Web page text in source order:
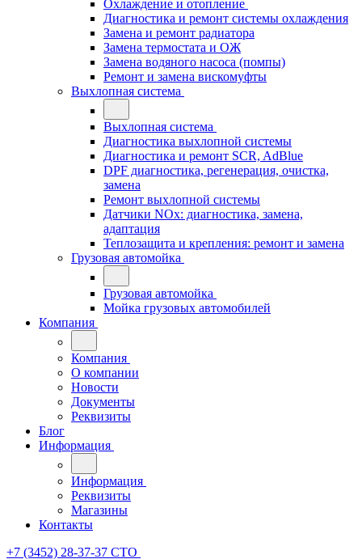
Охлаждение и отопление
Диагностика и ремонт системы охлаждения
Замена и ремонт радиатора
Замена термостата и ОЖ
Замена водяного насоса (помпы)
Ремонт и замена вискомуфты
Выхлопная система
Выхлопная система
Диагностика выхлопной системы
Диагностика и ремонт SCR, AdBlue
DPF диагностика, регенерация, очистка,
замена
Ремонт выхлопной системы
Датчики NOx: диагностика, замена,
адаптация
Теплозащита и крепления: ремонт и замена
Грузовая автомойка
Грузовая автомойка
Мойка грузовых автомобилей
Компания
Компания
О компании
Новости
Документы
Реквизиты
Блог
Информация
Информация
Реквизиты
Магазины
Контакты
+7 (3452) 28-37-37 СТО